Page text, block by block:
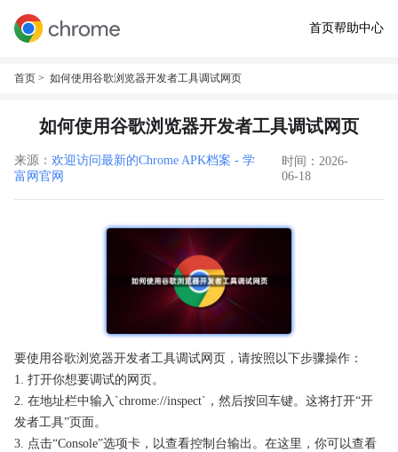
首页帮助中心
首页 > 如何使用谷歌浏览器开发者工具调试网页
如何使用谷歌浏览器开发者工具调试网页
来源： 欢迎访问最新的Chrome APK档案 - 学
富网官网
时间：2026-
06-18
要使用谷歌浏览器开发者工具调试网页，请按照以下步骤操作：
1. 打开你想要调试的网页。
2. 在地址栏中输入`chrome://inspect`，然后按回车键。这将打开“开
发者工具”页面。
3. 点击“Console”选项卡，以查看控制台输出。在这里，你可以查看